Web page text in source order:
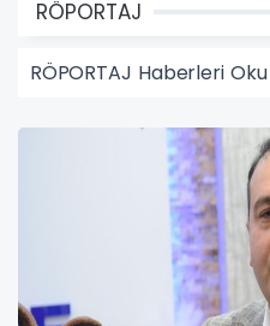
RÖPORTAJ
RÖPORTAJ Haberleri Oku